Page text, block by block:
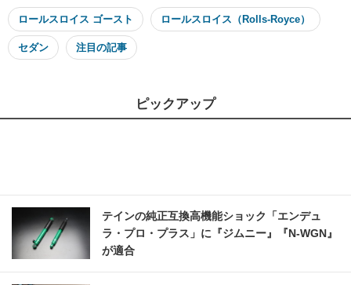
ロールスロイス ゴースト ロールスロイス（Rolls-Royce）
セダン 注目の記事
ピックアップ
テインの純正互換高機能ショック「エンデュ
ラ・プロ・プラス」に『ジムニー』『N-WGN』
が適合